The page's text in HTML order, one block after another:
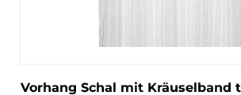
Vorhang Schal mit Kräuselband